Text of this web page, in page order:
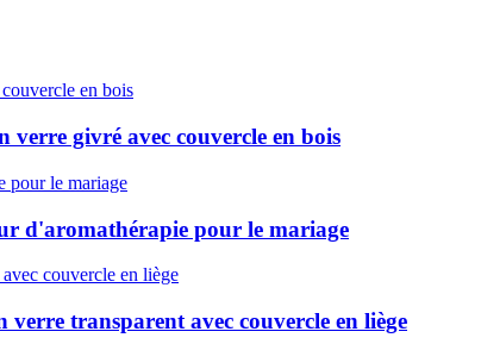
verre givré avec couvercle en bois
d'aromathérapie pour le mariage
transparent avec couvercle en liège